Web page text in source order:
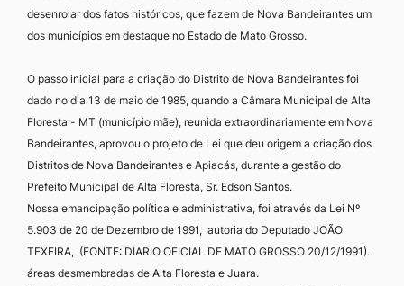
desenrolar dos fatos históricos, que fazem de Nova Bandeirantes um
dos municípios em destaque no Estado de Mato Grosso.
O passo inicial para a criação do Distrito de Nova Bandeirantes foi
dado no dia 13 de maio de 1985, quando a Câmara Municipal de Alta
Floresta - MT (município mãe), reunida extraordinariamente em Nova
Bandeirantes, aprovou o projeto de Lei que deu origem a criação dos
Distritos de Nova Bandeirantes e Apiacás, durante a gestão do
Prefeito Municipal de Alta Floresta, Sr. Edson Santos.
Nossa emancipação política e administrativa, foi através da Lei Nº
5.903 de 20 de Dezembro de 1991, autoria do Deputado JOÃO
TEXEIRA, (FONTE: DIARIO OFICIAL DE MATO GROSSO 20/12/1991).
áreas desmembradas de Alta Floresta e Juara.